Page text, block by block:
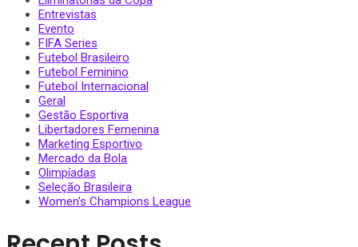
Entrevistas
Evento
FIFA Series
Futebol Brasileiro
Futebol Feminino
Futebol Internacional
Geral
Gestão Esportiva
Libertadores Femenina
Marketing Esportivo
Mercado da Bola
Olimpíadas
Seleção Brasileira
Women's Champions League